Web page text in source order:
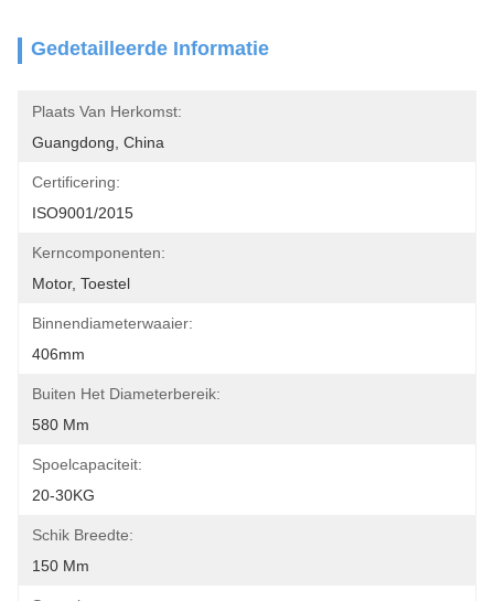
Gedetailleerde Informatie
Plaats Van Herkomst:
Guangdong, China
Certificering:
ISO9001/2015
Kerncomponenten:
Motor, Toestel
Binnendiameterwaaier:
406mm
Buiten Het Diameterbereik:
580 Mm
Spoelcapaciteit:
20-30KG
Schik Breedte:
150 Mm